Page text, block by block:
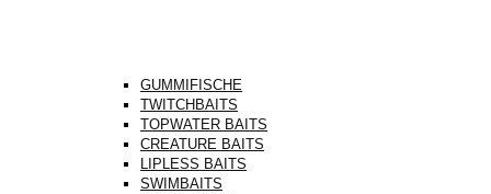
GUMMIFISCHE
TWITCHBAITS
TOPWATER BAITS
CREATURE BAITS
LIPLESS BAITS
SWIMBAITS